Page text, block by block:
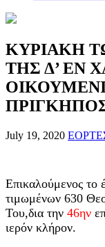
ΚΥΡΙΑΚΗ
ΤΗΣ Δ’ ΕΝ
July 19, 2020
Επικαλούμενος το
τιμωμένων 630
Του,δια την 46ην
ιερόν κλήρον.